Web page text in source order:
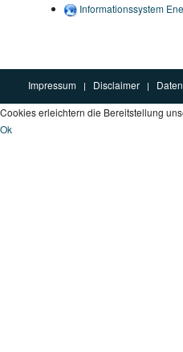
Informationssystem
Impressum Disclaimer
Cookies erleichtern die Bereitstellung
Ok